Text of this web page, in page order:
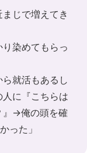
じで増えてき
り染めてもらっ
ら就活もあるし
に『こちらは
』→俺の頭を確
った」